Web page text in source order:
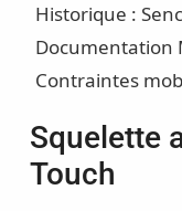
Historique :
Documentation
Contraintes
Squelette
Touch